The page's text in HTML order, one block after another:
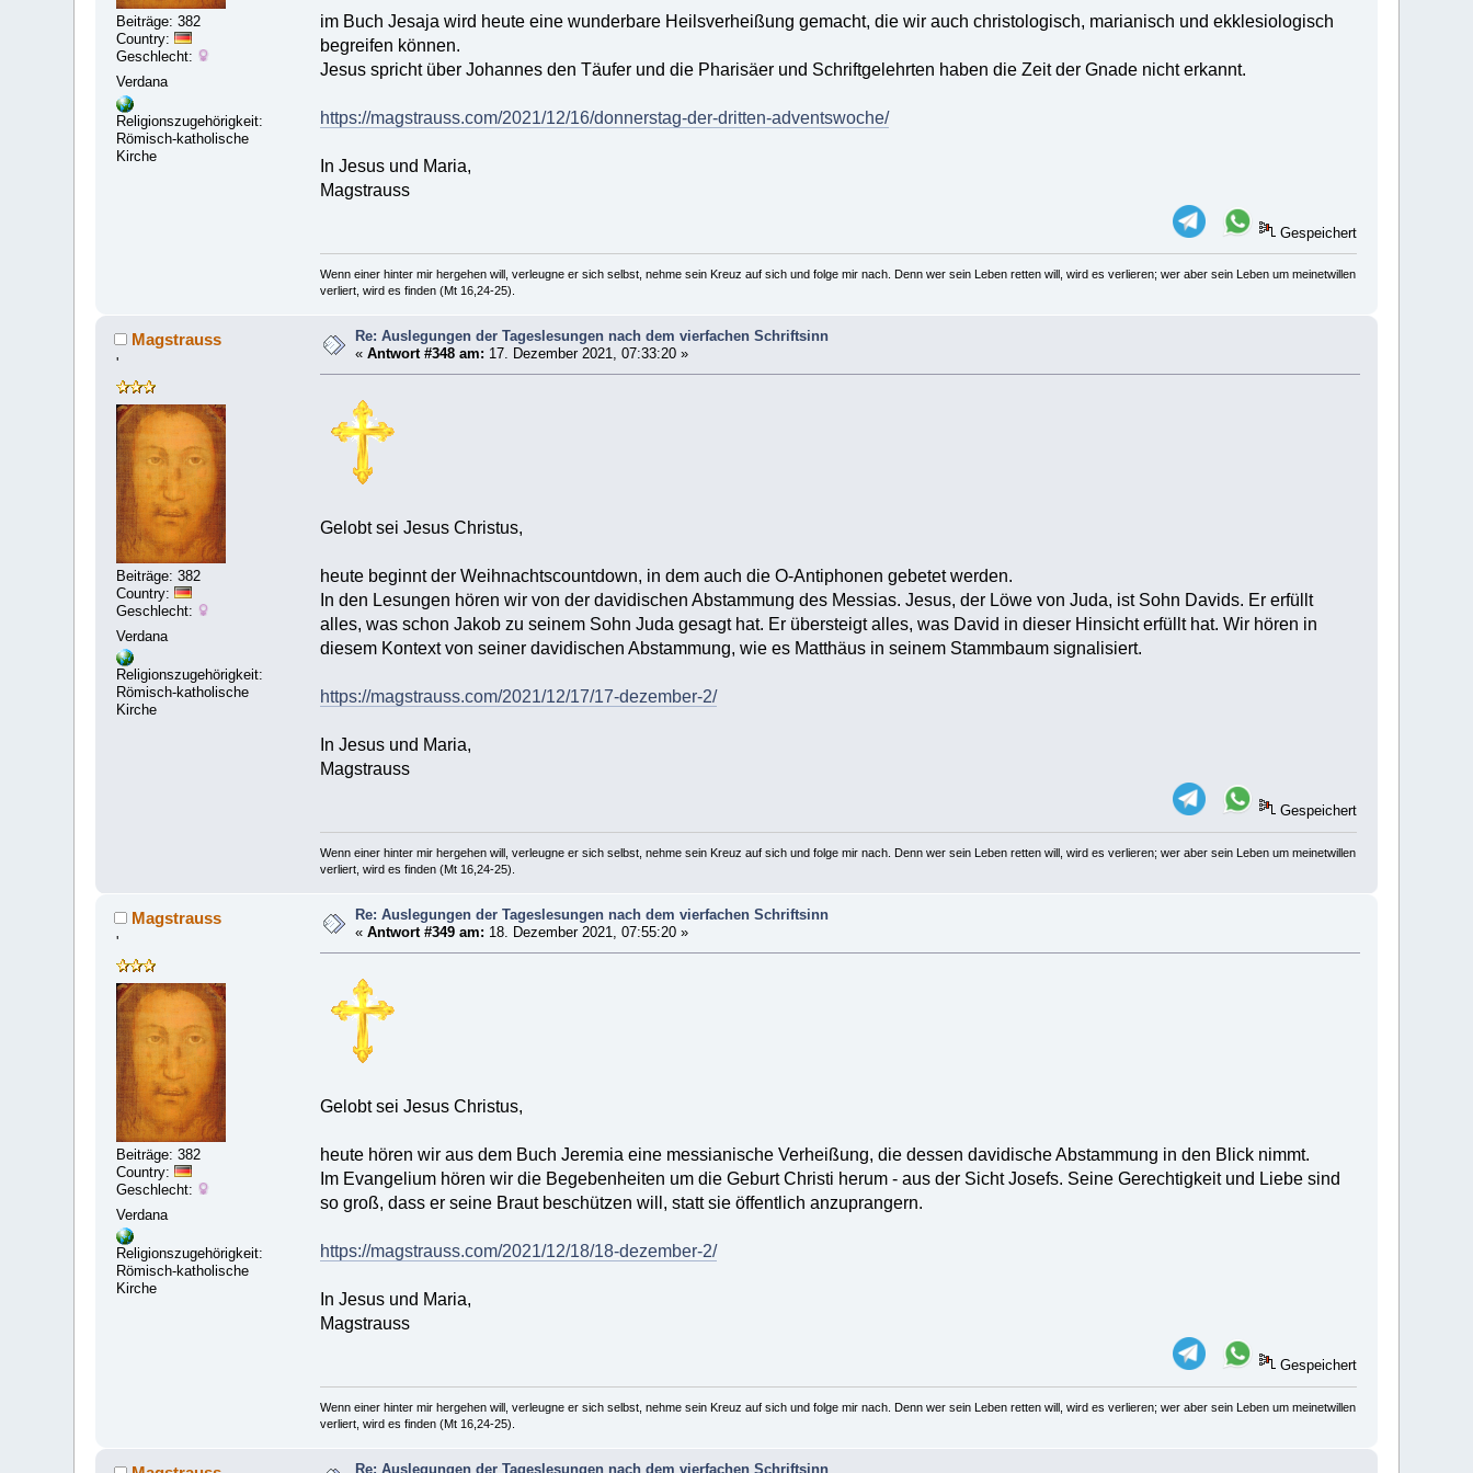
Beiträge: 382
Country:
Geschlecht:
Verdana
Religionszugehörigkeit:
Römisch-katholische
Kirche
im Buch Jesaja wird heute eine wunderbare Heilsverheißung gemacht, die wir auch christologisch, marianisch und ekklesiologisch
begreifen können.
Jesus spricht über Johannes den Täufer und die Pharisäer und Schriftgelehrten haben die Zeit der Gnade nicht erkannt.
https://magstrauss.com/2021/12/16/donnerstag-der-dritten-adventswoche/
In Jesus und Maria,
Magstrauss
Gespeichert
Wenn einer hinter mir hergehen will, verleugne er sich selbst, nehme sein Kreuz auf sich und folge mir nach. Denn wer sein Leben retten will, wird es verlieren; wer aber sein Leben um meinetwillen
verliert, wird es finden (Mt 16,24-25).
Magstrauss
'
Beiträge: 382
Country:
Geschlecht:
Verdana
Religionszugehörigkeit:
Römisch-katholische
Kirche
Re: Auslegungen der Tageslesungen nach dem vierfachen Schriftsinn
«Antwort #348 am: 17. Dezember 2021, 07:33:20 »
Gelobt sei Jesus Christus,
heute beginnt der Weihnachtscountdown, in dem auch die O-Antiphonen gebetet werden.
In den Lesungen hören wir von der davidischen Abstammung des Messias. Jesus, der Löwe von Juda, ist Sohn Davids. Er erfüllt
alles, was schon Jakob zu seinem Sohn Juda gesagt hat. Er übersteigt alles, was David in dieser Hinsicht erfüllt hat. Wir hören in
diesem Kontext von seiner davidischen Abstammung, wie es Matthäus in seinem Stammbaum signalisiert.
https://magstrauss.com/2021/12/17/17-dezember-2/
In Jesus und Maria,
Magstrauss
Gespeichert
Wenn einer hinter mir hergehen will, verleugne er sich selbst, nehme sein Kreuz auf sich und folge mir nach. Denn wer sein Leben retten will, wird es verlieren; wer aber sein Leben um meinetwillen
verliert, wird es finden (Mt 16,24-25).
Magstrauss
'
Beiträge: 382
Country:
Geschlecht:
Verdana
Religionszugehörigkeit:
Römisch-katholische
Kirche
Re: Auslegungen der Tageslesungen nach dem vierfachen Schriftsinn
«Antwort #349 am: 18. Dezember 2021, 07:55:20 »
Gelobt sei Jesus Christus,
heute hören wir aus dem Buch Jeremia eine messianische Verheißung, die dessen davidische Abstammung in den Blick nimmt.
Im Evangelium hören wir die Begebenheiten um die Geburt Christi herum - aus der Sicht Josefs. Seine Gerechtigkeit und Liebe sind
so groß, dass er seine Braut beschützen will, statt sie öffentlich anzuprangern.
https://magstrauss.com/2021/12/18/18-dezember-2/
In Jesus und Maria,
Magstrauss
Gespeichert
Wenn einer hinter mir hergehen will, verleugne er sich selbst, nehme sein Kreuz auf sich und folge mir nach. Denn wer sein Leben retten will, wird es verlieren; wer aber sein Leben um meinetwillen
verliert, wird es finden (Mt 16,24-25).
Re: Auslegungen der Tageslesungen nach dem vierfachen Schriftsinn